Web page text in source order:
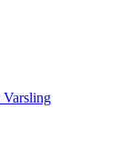
Varsling